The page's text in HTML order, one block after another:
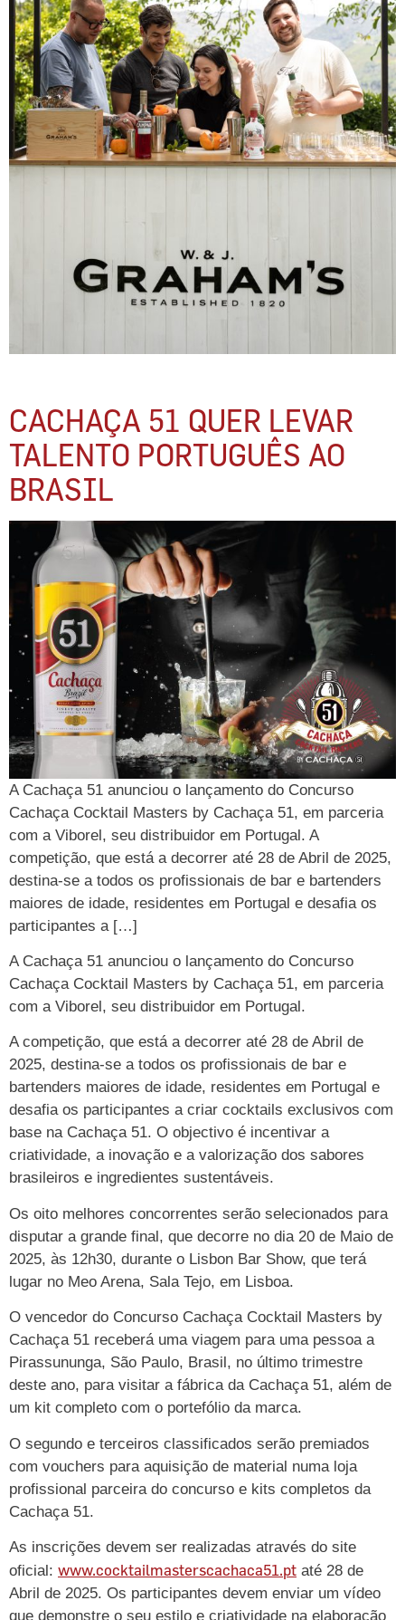
CACHAÇA 51 QUER LEVAR
TALENTO PORTUGUÊS AO
BRASIL
A Cachaça 51 anunciou o lançamento do Concurso
Cachaça Cocktail Masters by Cachaça 51, em parceria
com a Viborel, seu distribuidor em Portugal. A
competição, que está a decorrer até 28 de Abril de 2025,
destina-se a todos os profissionais de bar e bartenders
maiores de idade, residentes em Portugal e desafia os
participantes a […]
A Cachaça 51 anunciou o lançamento do Concurso
Cachaça Cocktail Masters by Cachaça 51, em parceria
com a Viborel, seu distribuidor em Portugal.
A competição, que está a decorrer até 28 de Abril de
2025, destina-se a todos os profissionais de bar e
bartenders maiores de idade, residentes em Portugal e
desafia os participantes a criar cocktails exclusivos com
base na Cachaça 51. O objectivo é incentivar a
criatividade, a inovação e a valorização dos sabores
brasileiros e ingredientes sustentáveis.
Os oito melhores concorrentes serão selecionados para
disputar a grande final, que decorre no dia 20 de Maio de
2025, às 12h30, durante o Lisbon Bar Show, que terá
lugar no Meo Arena, Sala Tejo, em Lisboa.
O vencedor do Concurso Cachaça Cocktail Masters by
Cachaça 51 receberá uma viagem para uma pessoa a
Pirassununga, São Paulo, Brasil, no último trimestre
deste ano, para visitar a fábrica da Cachaça 51, além de
um kit completo com o portefólio da marca.
O segundo e terceiros classificados serão premiados
com vouchers para aquisição de material numa loja
profissional parceira do concurso e kits completos da
Cachaça 51.
As inscrições devem ser realizadas através do site
oficial: www.cocktailmasterscachaca51.pt até 28 de
Abril de 2025. Os participantes devem enviar um vídeo
que demonstre o seu estilo e criatividade na elaboração